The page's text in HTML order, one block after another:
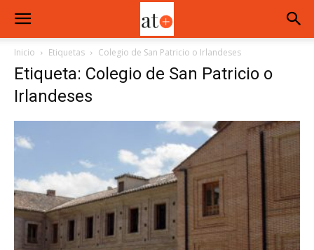
Inicio Etiquetas Colegio de San Patricio o Irlandeses
Etiqueta: Colegio de San Patricio o
Irlandeses